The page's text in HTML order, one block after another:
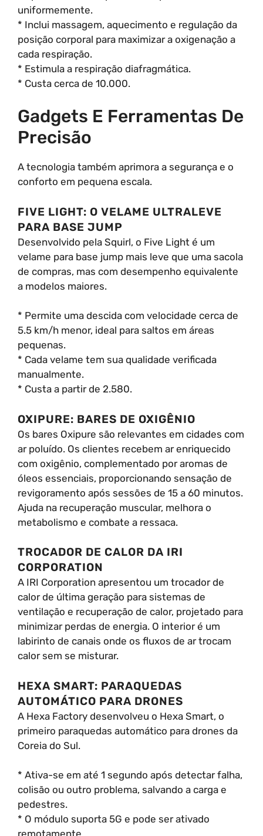
uniformemente.
* Inclui massagem, aquecimento e regulação da
posição corporal para maximizar a oxigenação a
cada respiração.
* Estimula a respiração diafragmática.
* Custa cerca de 10.000.
Gadgets E Ferramentas De
Precisão
A tecnologia também aprimora a segurança e o
conforto em pequena escala.
FIVE LIGHT: O VELAME ULTRALEVE
PARA BASE JUMP
Desenvolvido pela Squirl, o Five Light é um
velame para base jump mais leve que uma sacola
de compras, mas com desempenho equivalente
a modelos maiores.
* Permite uma descida com velocidade cerca de
5.5 km/h menor, ideal para saltos em áreas
pequenas.
* Cada velame tem sua qualidade verificada
manualmente.
* Custa a partir de 2.580.
OXIPURE: BARES DE OXIGÊNIO
Os bares Oxipure são relevantes em cidades com
ar poluído. Os clientes recebem ar enriquecido
com oxigênio, complementado por aromas de
óleos essenciais, proporcionando sensação de
revigoramento após sessões de 15 a 60 minutos.
Ajuda na recuperação muscular, melhora o
metabolismo e combate a ressaca.
TROCADOR DE CALOR DA IRI
CORPORATION
A IRI Corporation apresentou um trocador de
calor de última geração para sistemas de
ventilação e recuperação de calor, projetado para
minimizar perdas de energia. O interior é um
labirinto de canais onde os fluxos de ar trocam
calor sem se misturar.
HEXA SMART: PARAQUEDAS
AUTOMÁTICO PARA DRONES
A Hexa Factory desenvolveu o Hexa Smart, o
primeiro paraquedas automático para drones da
Coreia do Sul.
* Ativa-se em até 1 segundo após detectar falha,
colisão ou outro problema, salvando a carga e
pedestres.
* O módulo suporta 5G e pode ser ativado
remotamente.